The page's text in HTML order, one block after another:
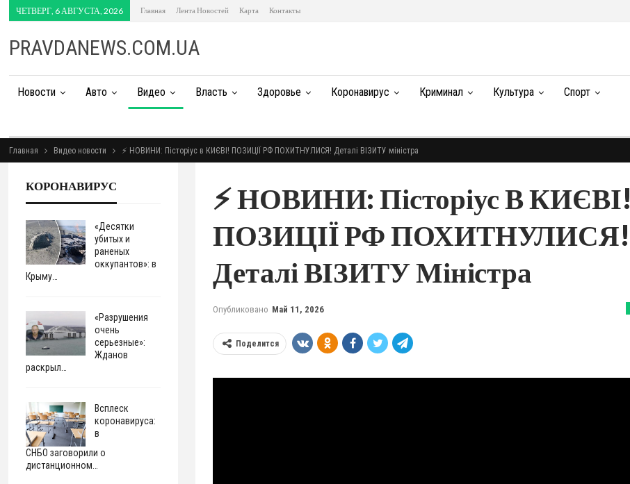
ЧЕТВЕРГ, 6 АВГУСТА, 2026 Главная Лента Новостей Карта Контакты
PRAVDANEWS.COM.UA
Новости Авто Видео Власть Здоровье Коронавирус Криминал Культура Спорт
Главная Видео новости ⚡️ НОВИНИ: Пісторіус в КИЄВІ! ПОЗИЦІЇ РФ ПОХИТНУЛИСЯ! Деталі ВІЗИТУ міністра
⚡️ НОВИНИ: Пісторіус В КИЄВІ!
ПОЗИЦІЇ РФ ПОХИТНУЛИСЯ!
Деталі ВІЗИТУ Міністра
Опубликовано Май 11, 2026
Поделится
КОРОНАВИРУС
«Десятки
убитых и
раненых
оккупантов»: в
Крыму…
«Разрушения
очень
серьезные»:
Жданов
раскрыл…
Всплеск
коронавируса:
в
СНБО заговорили о
дистанционном…